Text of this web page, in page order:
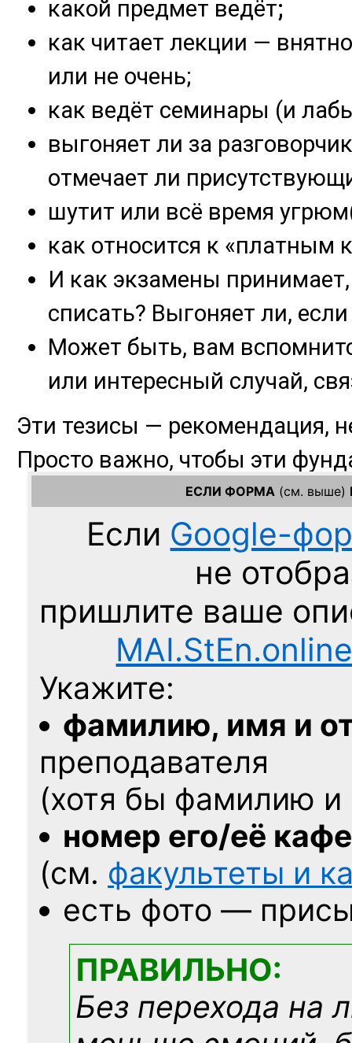
ЕСЛИ ФОРМА (см. выше)
Если Google-
не
пришлите ваше
Укажите:
фамилию, имя и
преподавателя
(хотя бы фамилию
номер его/её
(см. факультеты и
есть фото —
ПРАВИЛЬНО:
Без перехода на